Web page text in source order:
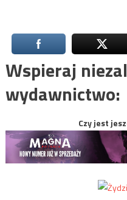
Wspieraj
wydawnictwo:
Czy jest